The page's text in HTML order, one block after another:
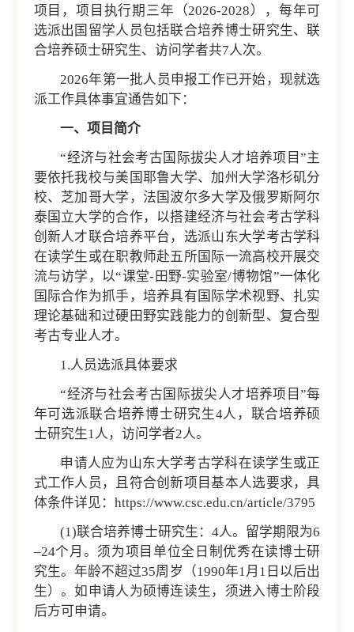
项目，项目执行期三年（2026-2028），每年可
选派出国留学人员包括联合培养博士研究生、联
合培养硕士研究生、访问学者共7人次。
2026年第一批人员申报工作已开始，现就选
派工作具体事宜通告如下：
一、项目简介
“经济与社会考古国际拔尖人才培养项目”主
要依托我校与美国耶鲁大学、加州大学洛杉矶分
校、芝加哥大学，法国波尔多大学及俄罗斯阿尔
泰国立大学的合作，以搭建经济与社会考古学科
创新人才联合培养平台，选派山东大学考古学科
在读学生或在职教师赴五所国际一流高校开展交
流与访学，以“课堂-田野-实验室/博物馆”一体化
国际合作为抓手，培养具有国际学术视野、扎实
理论基础和过硬田野实践能力的创新型、复合型
考古专业人才。
1.人员选派具体要求
“经济与社会考古国际拔尖人才培养项目”每
年可选派联合培养博士研究生4人，联合培养硕
士研究生1人，访问学者2人。
申请人应为山东大学考古学科在读学生或正
式工作人员，且符合创新项目基本人选要求，具
体条件详见： https://www.csc.edu.cn/article/3795
(1)联合培养博士研究生：4人。留学期限为6
–24个月。须为项目单位全日制优秀在读博士研
究生。年龄不超过35周岁（1990年1月1日以后出
生）。如申请人为硕博连读生，须进入博士阶段
后方可申请。